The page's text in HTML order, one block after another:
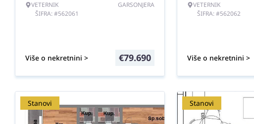
VETERNIK
ŠIFRA: #562061
GARSONJERA
Više o nekretnini > €79.690
VETERNIK
ŠIFRA: #562062
Više o nekretnini >
Stanovi Stanovi